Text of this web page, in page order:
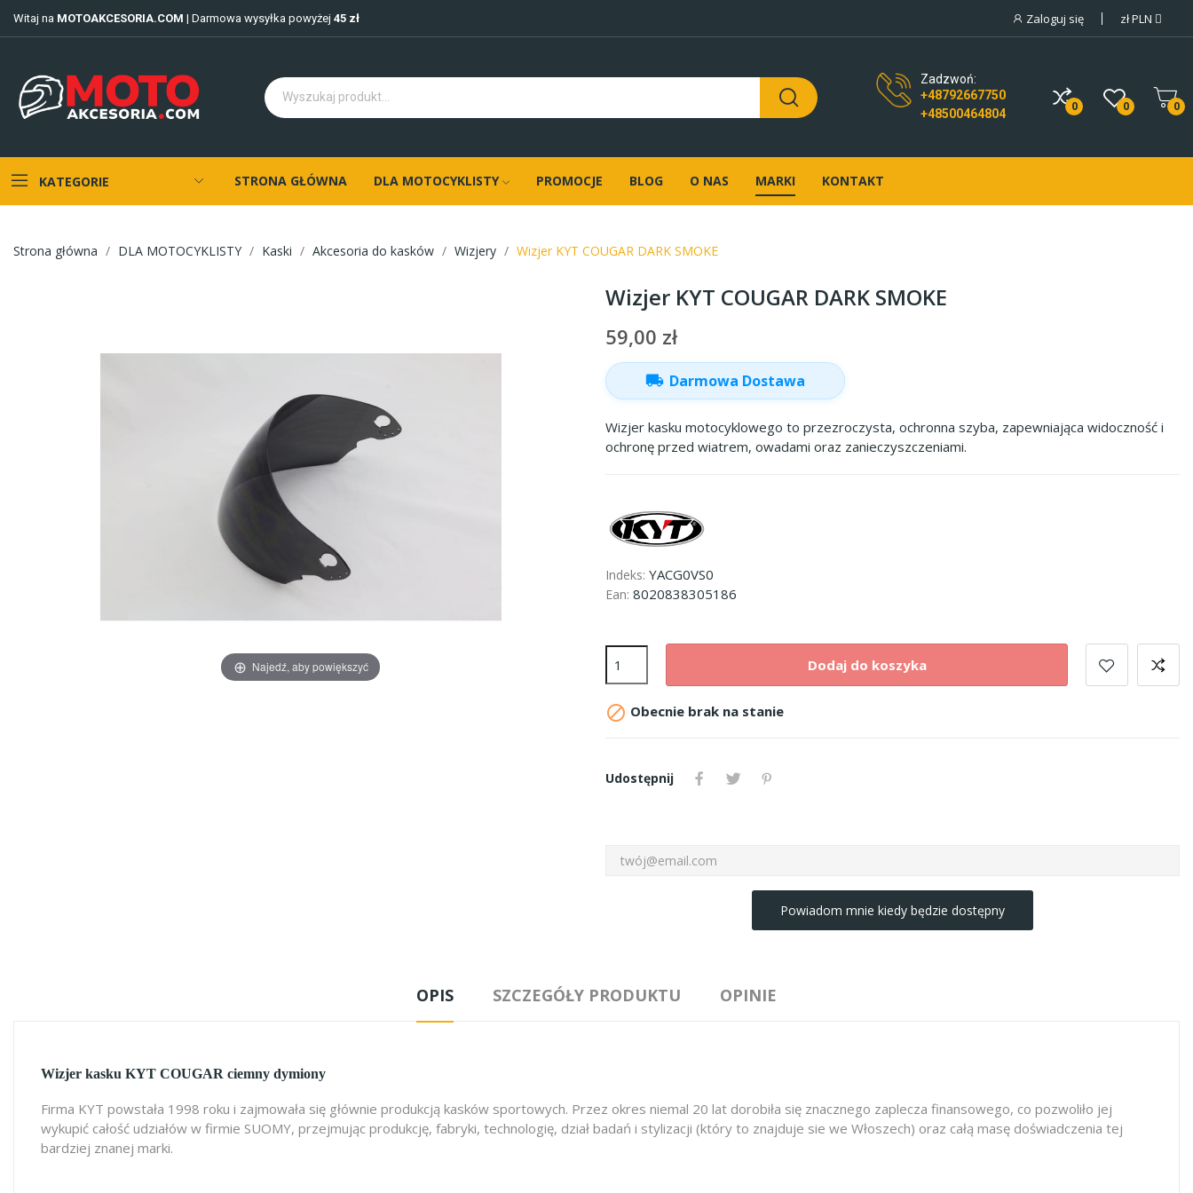
Witaj na MOTOAKCESORIA.COM | Darmowa wysyłka powyżej 45 zł Zaloguj się złPLN
Zadzwoń:
+48792667750
+48500464804
0 0 0
KATEGORIE STRONA GŁÓWNA DLA MOTOCYKLISTY PROMOCJE BLOG O NAS MARKI KONTAKT
Strona główna DLA MOTOCYKLISTY Kaski Akcesoria do kasków Wizjery Wizjer KYT COUGAR DARK SMOKE
Najedź, aby powiększyć
Wizjer KYT COUGAR DARK SMOKE
59,00 zł
local_shipping Darmowa Dostawa
Wizjer kasku motocyklowego to przezroczysta, ochronna szyba, zapewniająca widoczność i
ochronę przed wiatrem, owadami oraz zanieczyszczeniami.
Indeks: YACG0VS0
Ean: 8020838305186
Dodaj do koszyka
 Obecnie brak na stanie
Udostępnij
Powiadom mnie kiedy będzie dostępny
OPIS SZCZEGÓŁY PRODUKTU OPINIE
Wizjer kasku KYT COUGAR ciemny dymiony
Firma KYT powstała 1998 roku i zajmowała się głównie produkcją kasków sportowych. Przez okres niemal 20 lat dorobiła się znacznego zaplecza finansowego, co pozwoliło jej
wykupić całość udziałów w firmie SUOMY, przejmując produkcję, fabryki, technologię, dział badań i stylizacji (który to znajduje sie we Włoszech) oraz całą masę doświadczenia tej
bardziej znanej marki.